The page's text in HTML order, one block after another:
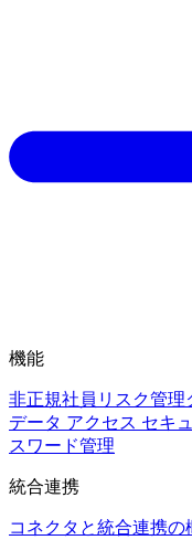
機能
非正規社員リスク管理
データ アクセス セキ
スワード管理
統合連携
コネクタと統合連携の